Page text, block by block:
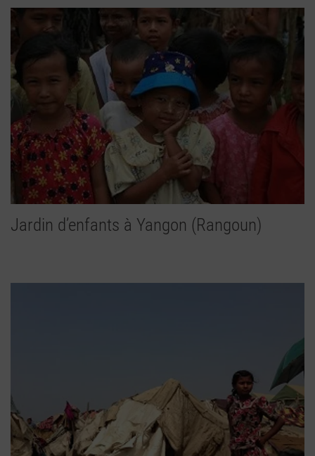
Jardin d’enfants à Yangon (Rangoun)